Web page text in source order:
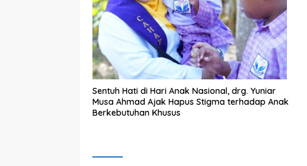
Sentuh Hati di Hari Anak Nasional, drg. Yuniar
Musa Ahmad Ajak Hapus Stigma terhadap Anak
Berkebutuhan Khusus